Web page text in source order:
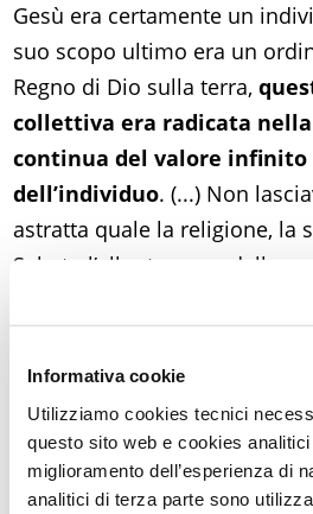
Informativa cookie
Utilizziamo cookies tecnici
questo sito web e cookies
miglioramento dell’esperienza di
analitici di terza parte sono
Gesù era certamente un
suo scopo ultimo era un
Regno di Dio sulla terra,
collettiva era radicata
continua del valore infinito
dell’individuo. (...) Non
astratta quale la religione, la
Sabato l’allontanasse dalla sua
ciò che avveniva alle
istituzioni più sacre del
obbligo di pietà (...) Ma
Sabato ostacola l’aiuto ad un
s’indigna e lo rifiuta con